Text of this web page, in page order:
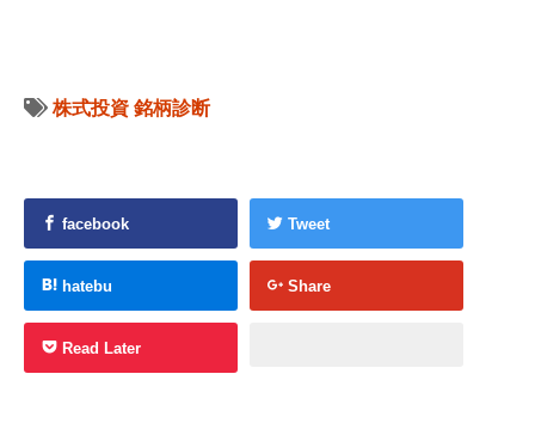
株式投資 銘柄診断
facebook Tweet
hatebu Share
Read Later